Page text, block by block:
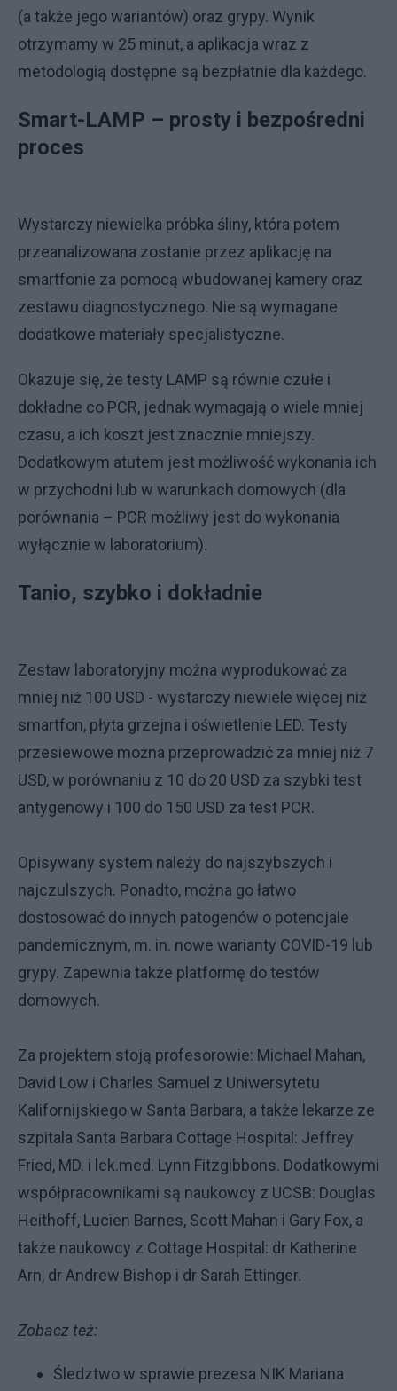
(a także jego wariantów) oraz grypy. Wynik
otrzymamy w 25 minut, a aplikacja wraz z
metodologią dostępne są bezpłatnie dla każdego.
Smart-LAMP – prosty i bezpośredni
proces
Wystarczy niewielka próbka śliny, która potem
przeanalizowana zostanie przez aplikację na
smartfonie za pomocą wbudowanej kamery oraz
zestawu diagnostycznego. Nie są wymagane
dodatkowe materiały specjalistyczne.
Okazuje się, że testy LAMP są równie czułe i
dokładne co PCR, jednak wymagają o wiele mniej
czasu, a ich koszt jest znacznie mniejszy.
Dodatkowym atutem jest możliwość wykonania ich
w przychodni lub w warunkach domowych (dla
porównania – PCR możliwy jest do wykonania
wyłącznie w laboratorium).
Tanio, szybko i dokładnie
Zestaw laboratoryjny można wyprodukować za
mniej niż 100 USD - wystarczy niewiele więcej niż
smartfon, płyta grzejna i oświetlenie LED. Testy
przesiewowe można przeprowadzić za mniej niż 7
USD, w porównaniu z 10 do 20 USD za szybki test
antygenowy i 100 do 150 USD za test PCR.
Opisywany system należy do najszybszych i
najczulszych. Ponadto, można go łatwo
dostosować do innych patogenów o potencjale
pandemicznym, m. in. nowe warianty COVID-19 lub
grypy. Zapewnia także platformę do testów
domowych.
Za projektem stoją profesorowie: Michael Mahan,
David Low i Charles Samuel z Uniwersytetu
Kalifornijskiego w Santa Barbara, a także lekarze ze
szpitala Santa Barbara Cottage Hospital: Jeffrey
Fried, MD. i lek.med. Lynn Fitzgibbons. Dodatkowymi
współpracownikami są naukowcy z UCSB: Douglas
Heithoff, Lucien Barnes, Scott Mahan i Gary Fox, a
także naukowcy z Cottage Hospital: dr Katherine
Arn, dr Andrew Bishop i dr Sarah Ettinger.
Zobacz też:
Śledztwo w sprawie prezesa NIK Mariana